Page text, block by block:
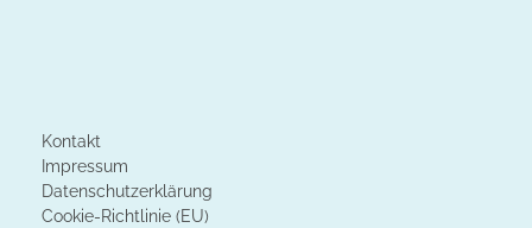
Kontakt
Impressum
Datenschutzerklärung
Cookie-Richtlinie (EU)